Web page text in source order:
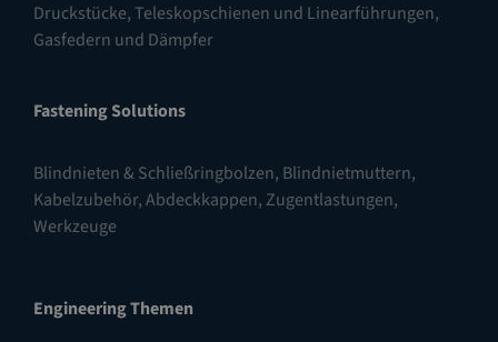
Druckstücke,Teleskopschienen und Linearführungen,
Gasfedern und Dämpfer
Fastening Solutions
Blindnieten & Schließringbolzen, Blindnietmuttern,
Kabelzubehör, Abdeckkappen, Zugentlastungen,
Werkzeuge
Engineering Themen